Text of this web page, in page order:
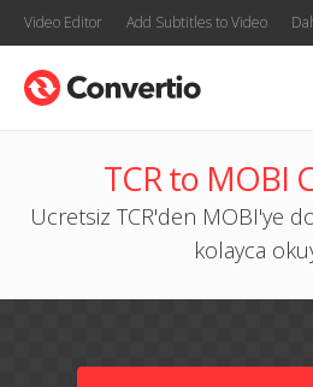
Video Editor Add Subtitles to Video
TCR to MOBI
Ucretsiz TCR'den MOBI'ye
kolayca